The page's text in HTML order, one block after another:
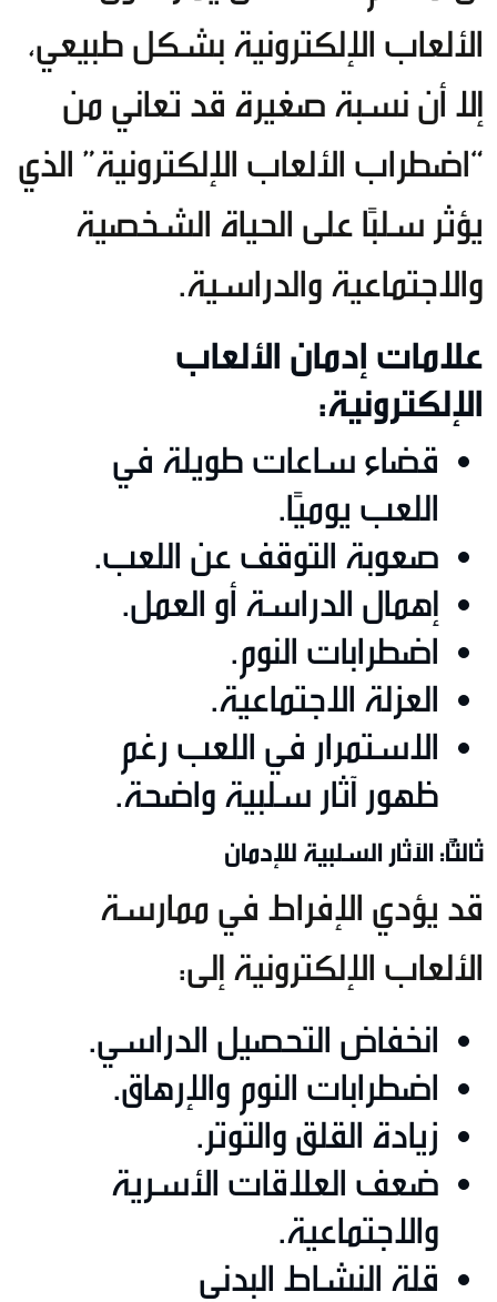
الألعاب الإلكترونية بشكل طبيعي،
إلا أن نسبة صغيرة قد تعاني من
“اضطراب الألعاب الإلكترونية” الذي
يؤثر سلبًا على الحياة الشخصية
والاجتماعية والدراسية.
علامات إدمان الألعاب
الإلكترونية:
قضاء ساعات طويلة في
اللعب يوميًا.
صعوبة التوقف عن اللعب.
إهمال الدراسة أو العمل.
اضطرابات النوم.
العزلة الاجتماعية.
الاستمرار في اللعب رغم
ظهور آثار سلبية واضحة.
ثالثًا: الآثار السلبية للإدمان
قد يؤدي الإفراط في ممارسة
الألعاب الإلكترونية إلى:
انخفاض التحصيل الدراسي.
اضطرابات النوم والإرهاق.
زيادة القلق والتوتر.
ضعف العلاقات الأسرية
والاجتماعية.
قلة النشاط البدني